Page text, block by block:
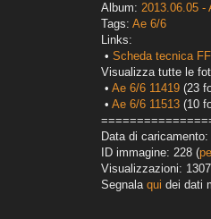
Album: 2013.06.05 -
Tags: Ae 6/6
Links:
• Scheda tecnica
Visualizza tutte le
• Ae 6/6 11419 (23
• Ae 6/6 11513 (10
Data di caricamento:
ID immagine: 228 (
Visualizzazioni: 1307
Segnala qui dei dati